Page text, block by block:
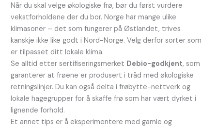
Når du skal velge økologiske frø, bør du først vurdere
vekstforholdene der du bor. Norge har mange ulike
klimasoner – det som fungerer på Østlandet, trives
kanskje ikke like godt i Nord-Norge. Velg derfor sorter som
er tilpasset ditt lokale klima.
Se alltid etter sertifiseringsmerket Debio-godkjent, som
garanterer at frøene er produsert i tråd med økologiske
retningslinjer. Du kan også delta i frøbytte-nettverk og
lokale hagegrupper for å skaffe frø som har vært dyrket i
lignende forhold.
Et annet tips er å eksperimentere med gamle og